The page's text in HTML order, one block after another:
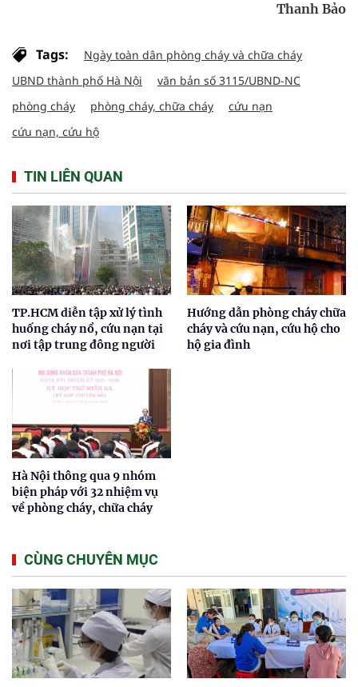
Thanh Bảo
Tags:
Ngày toàn dân phòng cháy và chữa cháy
UBND thành phố Hà Nội
văn bản số 3115/UBND-NC
phòng cháy
phòng cháy, chữa cháy
cứu nạn
cứu nạn, cứu hộ
TIN LIÊN QUAN
TP.HCM diễn tập xử lý tình
huống cháy nổ, cứu nạn tại
nơi tập trung đông người
Hướng dẫn phòng cháy chữa
cháy và cứu nạn, cứu hộ cho
hộ gia đình
Hà Nội thông qua 9 nhóm
biện pháp với 32 nhiệm vụ
về phòng cháy, chữa cháy
CÙNG CHUYÊN MỤC